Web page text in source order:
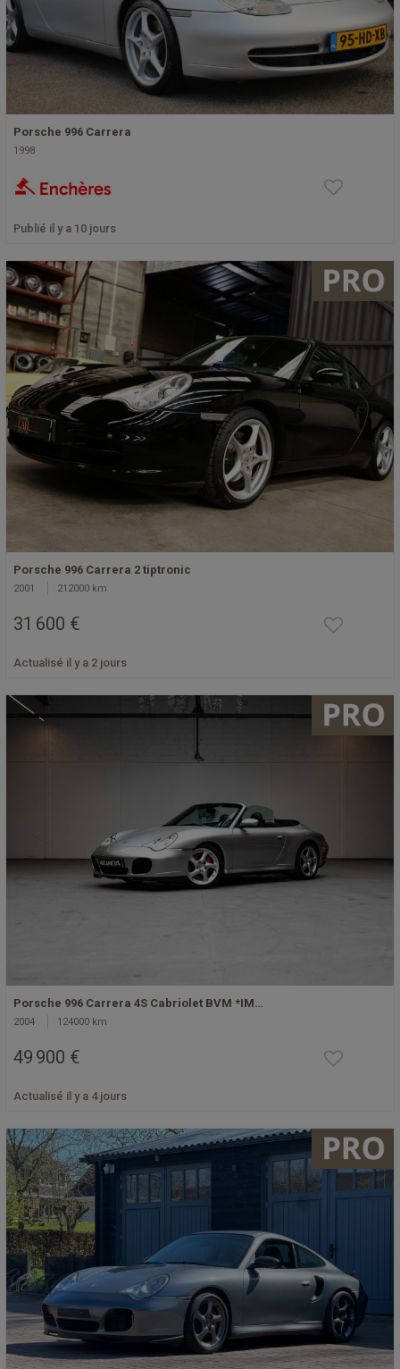
Porsche 996 Carrera
1998
Publié il y a 10 jours
Porsche 996 Carrera 2 tiptronic
2001 212000 km
31 600 €
Actualisé il y a 2 jours
Porsche 996 Carrera 4S Cabriolet BVM *IM…
2004 124000 km
49 900 €
Actualisé il y a 4 jours